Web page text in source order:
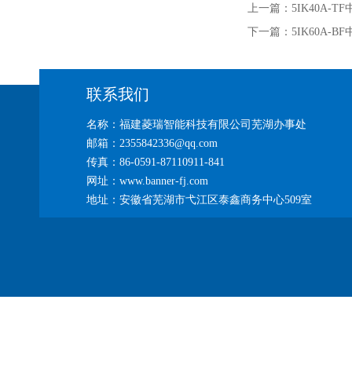
上一篇： 5IK40A-TF
下一篇： 5IK60A-BF
联系我们
名称：福建菱瑞智能科技有限公司芜湖办事处
邮箱：2355842336@qq.com
传真：86-0591-87110911-841
网址：www.banner-fj.com
地址：安徽省芜湖市弋江区泰鑫商务中心509室